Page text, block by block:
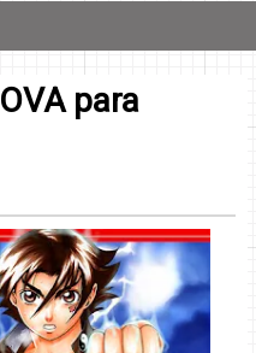
para